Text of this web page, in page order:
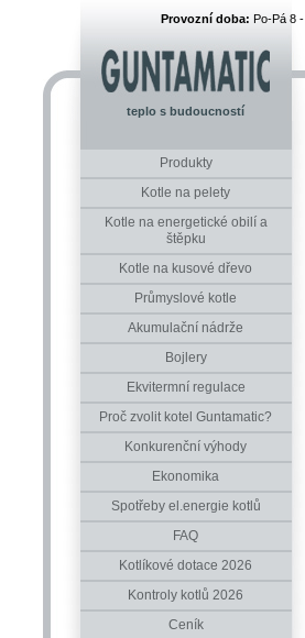
Provozní doba: Po-Pá 8
teplo s budoucností
Produkty
Kotle na pelety
Kotle na energetické obilí a
štěpku
Kotle na kusové dřevo
Průmyslové kotle
Akumulační nádrže
Bojlery
Ekvitermní regulace
Proč zvolit kotel Guntamatic?
Konkurenční výhody
Ekonomika
Spotřeby el.energie kotlů
FAQ
Kotlíkové dotace 2026
Kontroly kotlů 2026
Ceník